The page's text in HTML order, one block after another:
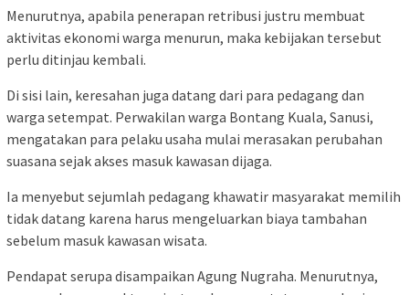
Menurutnya, apabila penerapan retribusi justru membuat
aktivitas ekonomi warga menurun, maka kebijakan tersebut
perlu ditinjau kembali.
Di sisi lain, keresahan juga datang dari para pedagang dan
warga setempat. Perwakilan warga Bontang Kuala, Sanusi,
mengatakan para pelaku usaha mulai merasakan perubahan
suasana sejak akses masuk kawasan dijaga.
Ia menyebut sejumlah pedagang khawatir masyarakat memilih
tidak datang karena harus mengeluarkan biaya tambahan
sebelum masuk kawasan wisata.
Pendapat serupa disampaikan Agung Nugraha. Menurutnya,